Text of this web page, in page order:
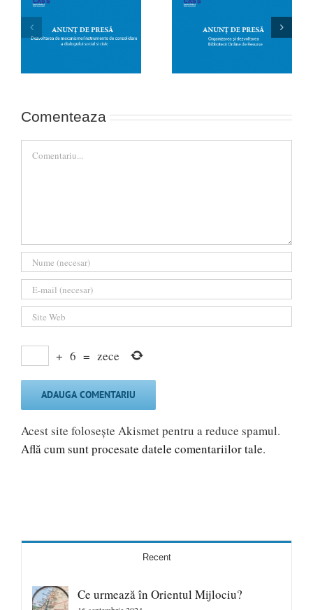
Organizarea și
dezvoltarea Bibliotecii
Anunț de presă –
Organizarea și
derularea programului
Comenteaza
+ 6 = zece
Acest site folosește Akismet pentru a reduce spamul.
Află cum sunt procesate datele comentariilor tale.
Recent
Ce urmează în Orientul Mijlociu?